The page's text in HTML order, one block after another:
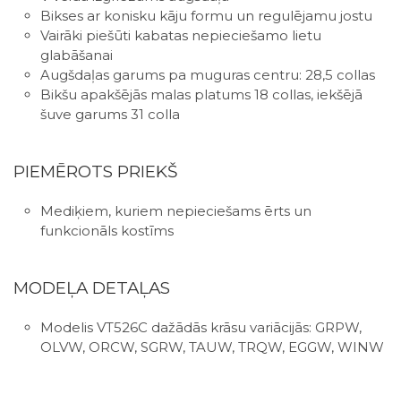
Bikses ar konisku kāju formu un regulējamu jostu
Vairāki piešūti kabatas nepieciešamo lietu
glabāšanai
Augšdaļas garums pa muguras centru: 28,5 collas
Bikšu apakšējās malas platums 18 collas, iekšējā
šuve garums 31 colla
PIEMĒROTS PRIEKŠ
Mediķiem, kuriem nepieciešams ērts un
funkcionāls kostīms
MODEĻA DETAĻAS
Modelis VT526C dažādās krāsu variācijās: GRPW,
OLVW, ORCW, SGRW, TAUW, TRQW, EGGW, WINW